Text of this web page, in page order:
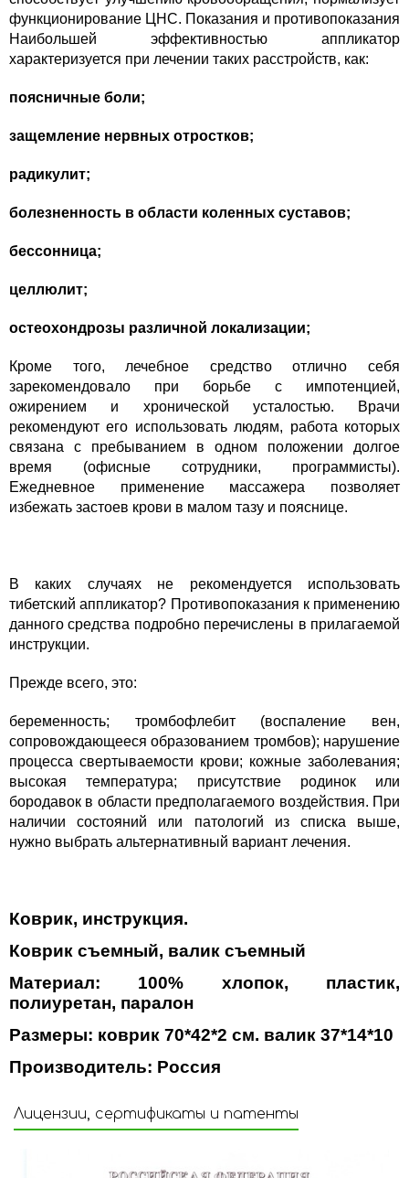
функционирование ЦНС. Показания и противопоказания
Наибольшей эффективностью аппликатор
характеризуется при лечении таких расстройств, как:
поясничные боли;
защемление нервных отростков;
радикулит;
болезненность в области коленных суставов;
бессонница;
целлюлит;
остеохондрозы различной локализации;
Кроме того, лечебное средство отлично себя
зарекомендовало при борьбе с импотенцией,
ожирением и хронической усталостью. Врачи
рекомендуют его использовать людям, работа которых
связана с пребыванием в одном положении долгое
время (офисные сотрудники, программисты).
Ежедневное применение массажера позволяет
избежать застоев крови в малом тазу и пояснице.
В каких случаях не рекомендуется использовать
тибетский аппликатор? Противопоказания к применению
данного средства подробно перечислены в прилагаемой
инструкции.
Прежде всего, это:
беременность; тромбофлебит (воспаление вен,
сопровождающееся образованием тромбов); нарушение
процесса свертываемости крови; кожные заболевания;
высокая температура; присутствие родинок или
бородавок в области предполагаемого воздействия. При
наличии состояний или патологий из списка выше,
нужно выбрать альтернативный вариант лечения.
Коврик, инструкция.
Коврик съемный, валик съемный
Материал: 100% хлопок, пластик,
полиуретан, паралон
Размеры: коврик 70*42*2 см. валик 37*14*10
Производитель: Россия
Лицензии, сертификаты и патенты